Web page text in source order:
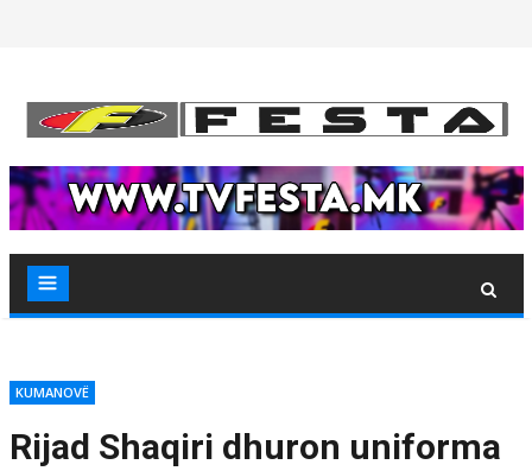
KUMANOVË
Rijad Shaqiri dhuron uniforma